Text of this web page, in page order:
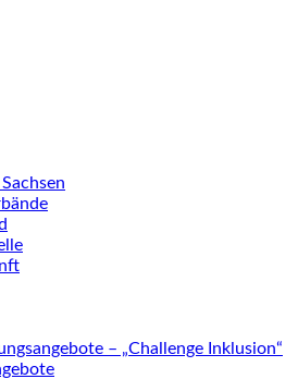
– „Challenge Inklusion“